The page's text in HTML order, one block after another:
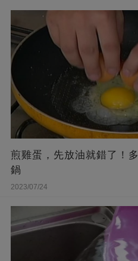
煎雞蛋，先放油就錯了！
鍋
2023/07/24